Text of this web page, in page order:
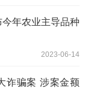
年农业主导品种
2023-06-14
诈骗案 涉案金额